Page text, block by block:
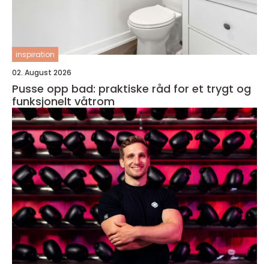
inspiration
02. August 2026
Pusse opp bad: praktiske råd for et trygt og
funksjonelt våtrom